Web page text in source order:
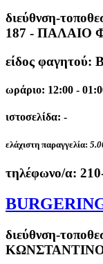
διεύθνση-
187 - ΠΑΛΑΙΟ
είδος φαγητού:
ωράριο: 12:00 -
ιστοσελίδα: -
ελάχιστη παραγγελία:
τηλέφωνο/α:
διεύθνση-